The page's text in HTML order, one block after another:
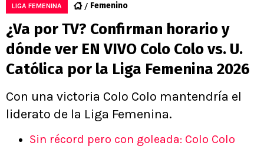
LIGA FEMENINA Femenino
¿Va por TV? Confirman horario y
dónde ver EN VIVO Colo Colo vs. U.
Católica por la Liga Femenina 2026
Con una victoria Colo Colo mantendría el
liderato de la Liga Femenina.
Sin récord pero con goleada: Colo Colo